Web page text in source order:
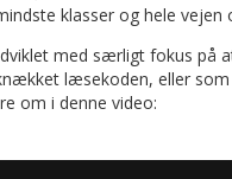
klasser og hele
med særligt fokus på
læsekoden, eller
om i denne video: